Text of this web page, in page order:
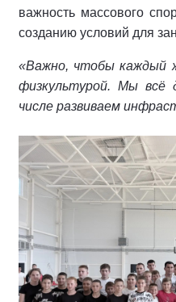
важность массового
созданию условий для
«Важно, чтобы каждый
физкультурой. Мы
числе развиваем